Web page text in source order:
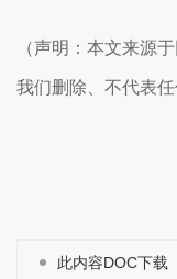
（声明：本文来源
我们删除、不代表任
此内容DOC下载